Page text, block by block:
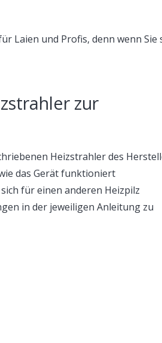
Laien und Profis, denn wenn Sie
zur
Heizstrahler des
das Gerät funktioniert
für einen anderen Heizpilz
in der jeweiligen Anleitung zu